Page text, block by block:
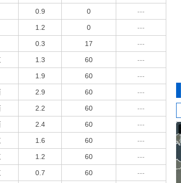
0.9 0 ---
1.2 0 ---
0.3 17 ---
1.3 60 ---
1.9 60 ---
2.9 60 ---
2.2 60 ---
2.4 60 ---
1.6 60 ---
1.2 60 ---
0.7 60 ---